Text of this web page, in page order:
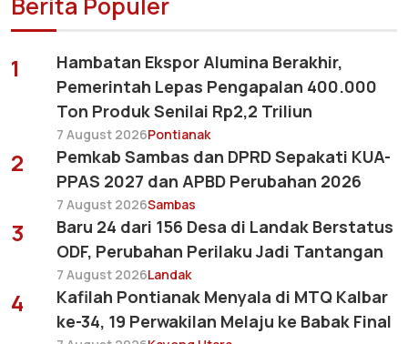
1
Hambatan Ekspor Alumina Berakhir,
Pemerintah Lepas Pengapalan 400.000
Ton Produk Senilai Rp2,2 Triliun
7 August 2026Pontianak
2
Pemkab Sambas dan DPRD Sepakati KUA-
PPAS 2027 dan APBD Perubahan 2026
7 August 2026Sambas
3
Baru 24 dari 156 Desa di Landak Berstatus
ODF, Perubahan Perilaku Jadi Tantangan
7 August 2026Landak
4
Kafilah Pontianak Menyala di MTQ Kalbar
ke-34, 19 Perwakilan Melaju ke Babak Final